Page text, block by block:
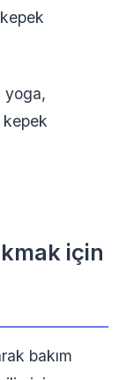
yoga,
için
bakım